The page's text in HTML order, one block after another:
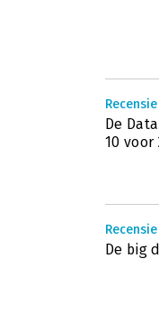
De
10 voor
De big